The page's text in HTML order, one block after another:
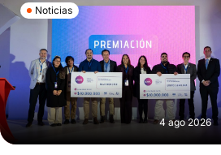
Noticias
4 ago 2026